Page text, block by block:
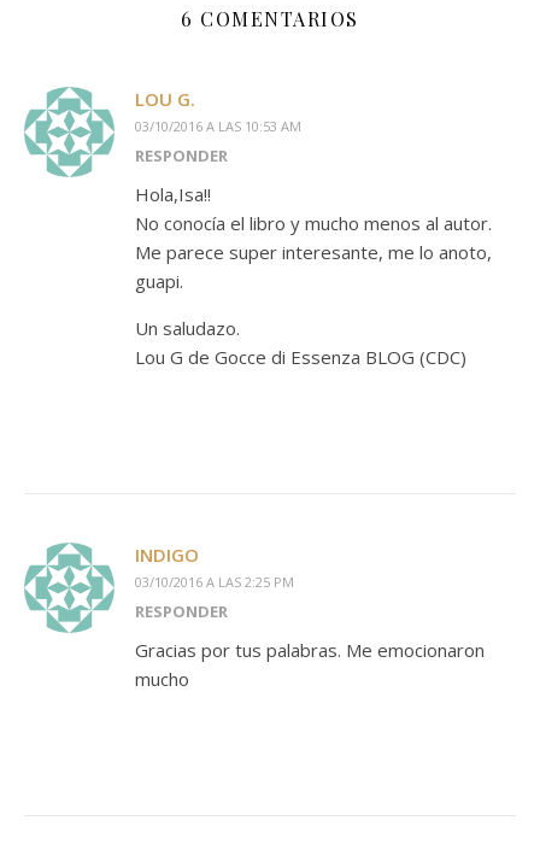
6 COMENTARIOS
LOU G.
03/10/2016 A LAS 10:53 AM
RESPONDER
Hola,Isa!!
No conocía el libro y mucho menos al autor.
Me parece super interesante, me lo anoto,
guapi.
Un saludazo.
Lou G de Gocce di Essenza BLOG (CDC)
INDIGO
03/10/2016 A LAS 2:25 PM
RESPONDER
Gracias por tus palabras. Me emocionaron
mucho